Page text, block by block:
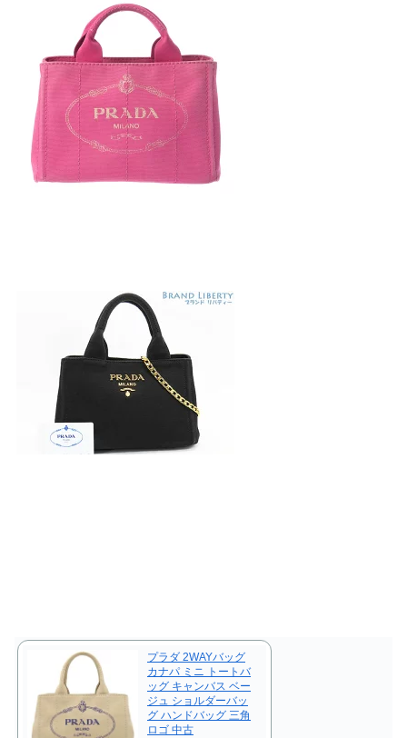
プラダ 2WAYバッグ
カナパ ミニ トートバ
ッグ キャンバス ベー
ジュ ショルダーバッ
グ ハンドバッグ 三角
ロゴ 中古